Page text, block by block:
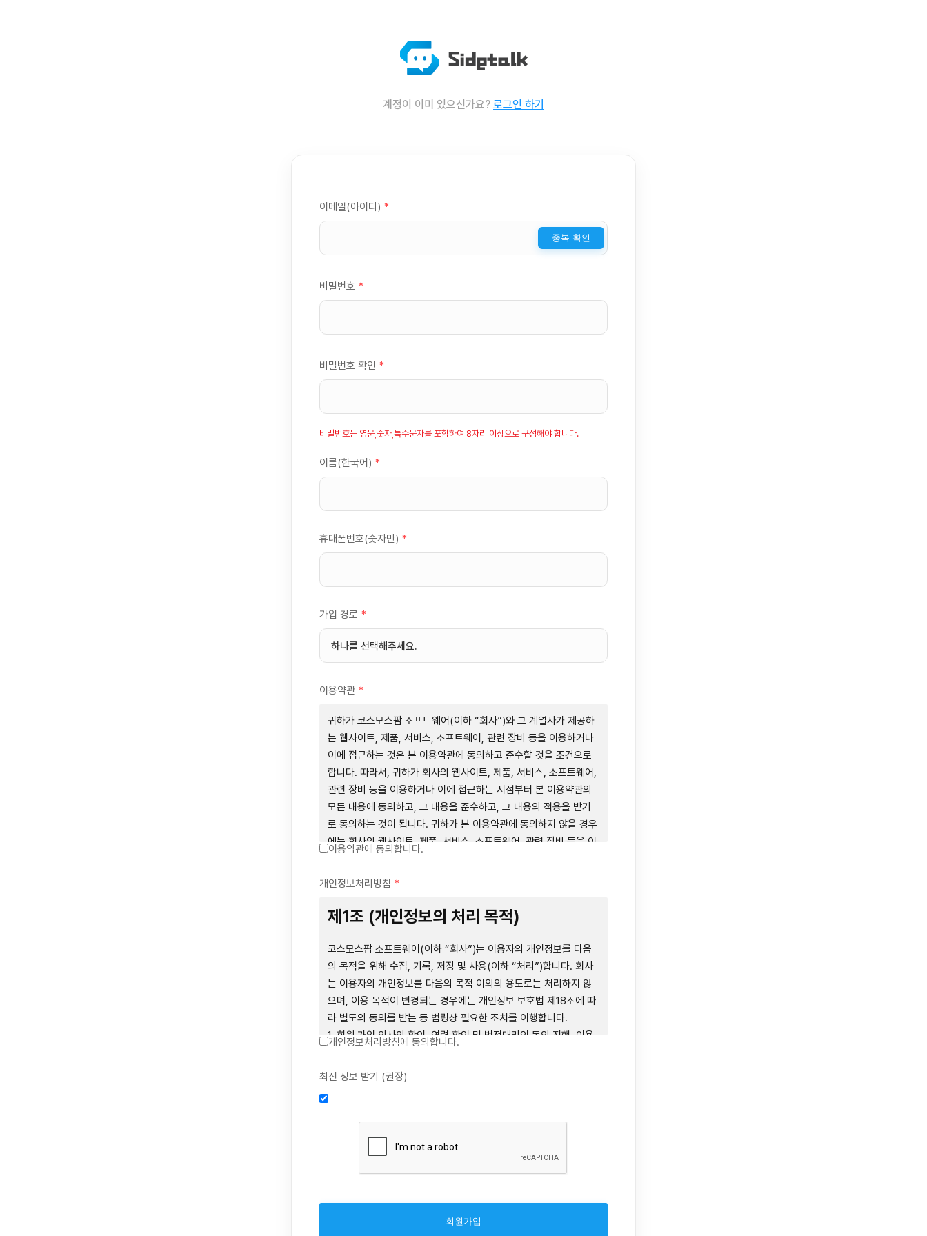
계정이 이미 있으신가요? 로그인 하기
이메일(아이디) *
중복 확인
비밀번호 *
비밀번호 확인 *
비밀번호는 영문,숫자,특수문자를 포함하여 8자리 이상으로 구성해야 합니다.
이름(한국어) *
휴대폰번호(숫자만) *
가입 경로 *
이용약관 *
귀하가 코스모스팜 소프트웨어(이하 “회사”)와 그 계열사가 제공하
는 웹사이트, 제품, 서비스, 소프트웨어, 관련 장비 등을 이용하거나
이에 접근하는 것은 본 이용약관에 동의하고 준수할 것을 조건으로
합니다. 따라서, 귀하가 회사의 웹사이트, 제품, 서비스, 소프트웨어,
관련 장비 등을 이용하거나 이에 접근하는 시점부터 본 이용약관의
모든 내용에 동의하고, 그 내용을 준수하고, 그 내용의 적용을 받기
로 동의하는 것이 됩니다. 귀하가 본 이용약관에 동의하지 않을 경우
에는 회사의 웹사이트, 제품, 서비스, 소프트웨어, 관련 장비 등을 이
서비스 사용 전에 본 이용약관의 내용을 주의 깊게 읽으시기 바랍니
제1장 총칙
제1조 (목적)
본 약관은 코스모스팜 소프트웨어(이하 “회사”)가 데스크톱용, 랩탑
을 통하여 제공하는 "사이드톡" 서비스와 관련하여 회사와 이용자
간의 권리와 의무, 책임사항 및 이용자의 서비스 이용절차 등 회사와
제2조 (용어의 정의)
① 본 약관에서 사용하는 용어의 정의는 다음과 같습니다.
1. 서비스: 회사가 본 약관에 따라 데스크톱용, 랩탑용, 모바일용 어
이용약관에 동의합니다.
개인정보처리방침 *
제1조 (개인정보의 처리 목적)
코스모스팜 소프트웨어(이하 “회사”)는 이용자의 개인정보를 다음
의 목적을 위해 수집, 기록, 저장 및 사용(이하 “처리”)합니다. 회사
는 이용자의 개인정보를 다음의 목적 이외의 용도로는 처리하지 않
으며, 이용 목적이 변경되는 경우에는 개인정보 보호법 제18조에 따
라 별도의 동의를 받는 등 법령상 필요한 조치를 이행합니다.
1. 회원 가입 의사의 확인, 연령 확인 및 법정대리인 동의 진행, 이용
2. 약관 위반 행위 등을 포함하여 서비스의 원활한 운영에 지장을 주
항 전달, 분쟁조정을 위한 기록 보존, 민원처리 등 이용자 보호 및 서
비스 운영
3. 서비스 이용기록과 접속 빈도 분석, 서비스 이용에 대한 통계, 서
비스 분석 및 통계에 따른 맞춤 서비스 제공 및 광고 게재 등
4. 콘텐츠 등 기존 서비스 제공(광고 포함)에 더하여, 인구통계학적
제공 등 신규 서비스 요소의 발굴 및 기존 서비스 개선
개인정보처리방침에 동의합니다.
최신 정보 받기 (권장)